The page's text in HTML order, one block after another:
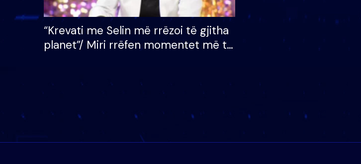
“Krevati me Selin më rrëzoi të gjitha
planet”/ Miri rrëfen momentet më të